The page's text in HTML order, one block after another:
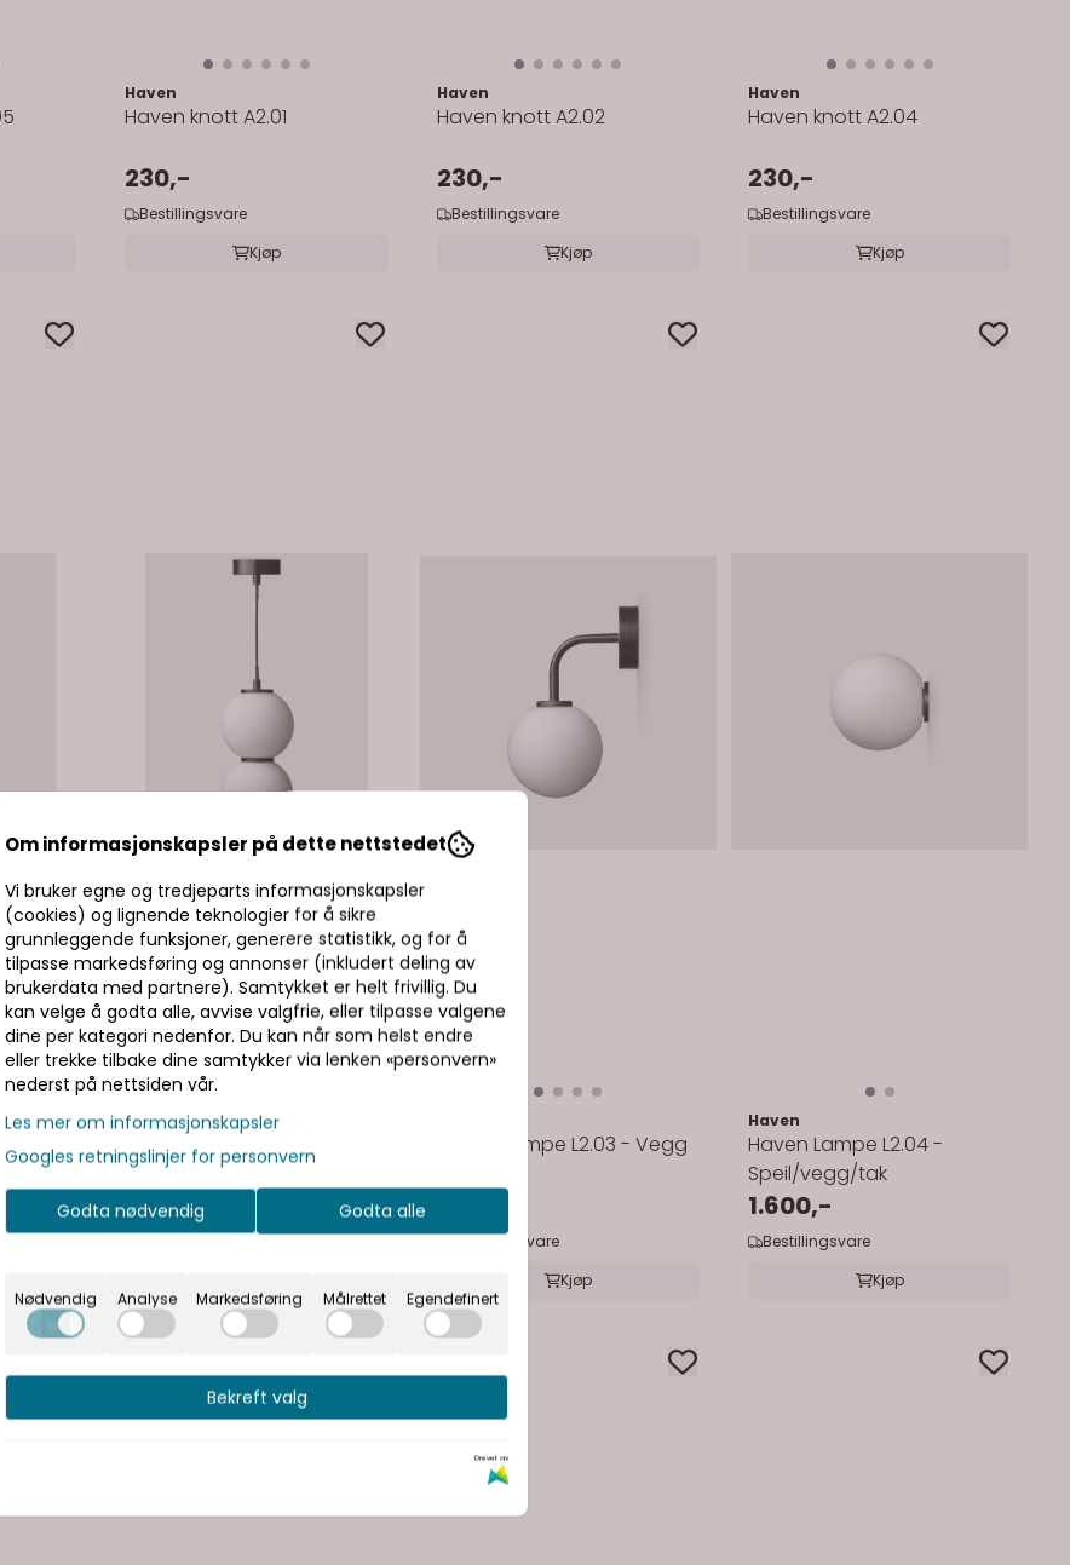
Haven
Haven knott A2.01
230,-
Bestillingsvare
Kjøp
Haven
Haven knott A2.02
230,-
Bestillingsvare
Kjøp
Haven
Haven knott A2.04
230,-
Bestillingsvare
Kjøp
Haven
Haven Lampe L2.02 - Tak
3.600,-
Haven Lampe L2.03 - Vegg
Bestillingsvare
Kjøp
Haven
Haven Lampe L2.04 -
Speil/vegg/tak
1.600,-
Bestillingsvare
Kjøp
Om informasjonskapsler på dette nettstedet
Vi bruker egne og tredjeparts informasjonskapsler
(cookies) og lignende teknologier for å sikre
grunnleggende funksjoner, generere statistikk, og for å
tilpasse markedsføring og annonser (inkludert deling av
brukerdata med partnere). Samtykket er helt frivillig. Du
kan velge å godta alle, avvise valgfrie, eller tilpasse valgene
dine per kategori nedenfor. Du kan når som helst endre
eller trekke tilbake dine samtykker via lenken «personvern»
nederst på nettsiden vår.
Les mer om informasjonskapsler
Googles retningslinjer for personvern
Godta nødvendig Godta alle
Nødvendig Analyse Markedsføring Målrettet Egendefinert
Bekreft valg
Drevet av